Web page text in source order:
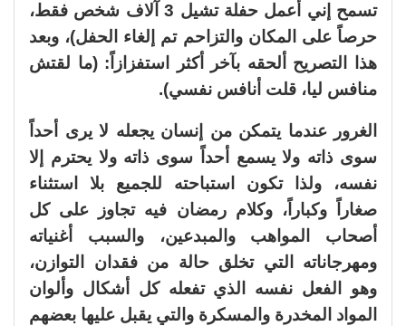
تسمح إني أعمل حفلة تشيل 3 آلاف شخص فقط،
حرصاً على المكان والتزاحم تم إلغاء الحفل)، وبعد
هذا التصريح ألحقه بآخر أكثر استفزازاً: (ما لقتش
منافس ليا، قلت أنافس نفسي).
الغرور عندما يتمكن من إنسان يجعله لا يرى أحداً
سوى ذاته ولا يسمع أحداً سوى ذاته ولا يحترم إلا
نفسه، ولذا تكون استباحته للجميع بلا استثناء
صغاراً وكباراً، وكلام رمضان فيه تجاوز على كل
أصحاب المواهب والمبدعين، والسبب أغنياته
ومهرجاناته التي تخلق حالة من فقدان التوازن،
وهو الفعل نفسه الذي تفعله كل أشكال وألوان
المواد المخدرة والمسكرة والتي يقبل عليها بعضهم